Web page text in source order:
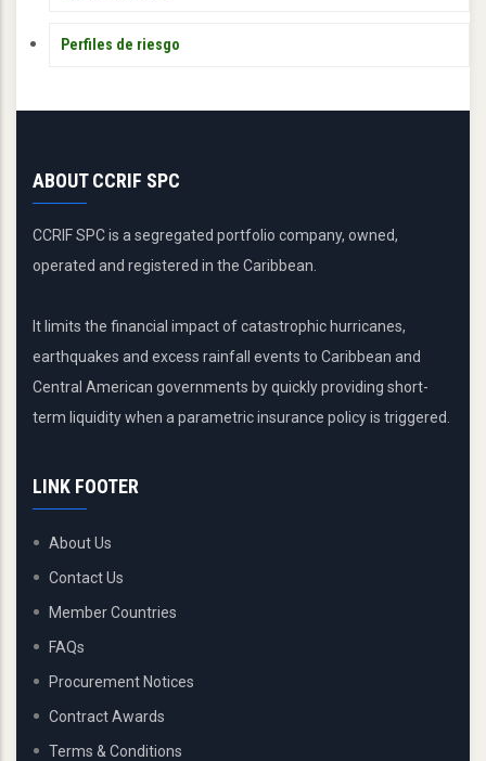
Perfiles de riesgo
ABOUT CCRIF SPC
CCRIF SPC is a segregated portfolio company, owned,
operated and registered in the Caribbean.
It limits the financial impact of catastrophic hurricanes,
earthquakes and excess rainfall events to Caribbean and
Central American governments by quickly providing short-
term liquidity when a parametric insurance policy is triggered.
LINK FOOTER
About Us
Contact Us
Member Countries
FAQs
Procurement Notices
Contract Awards
Terms & Conditions